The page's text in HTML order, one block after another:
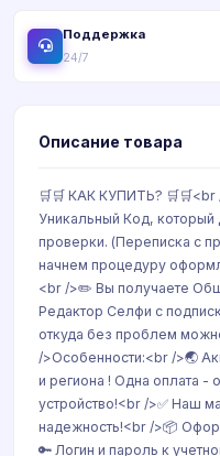
Поддержка
24/7
Описание товара
🛒🛒 КАК КУПИТЬ?
Уникальный Код, который
проверки. (Переписка с
начнем процедуру
<br />✏️ Вы получаете
Редактор Селфи с
откуда без проблем
/>Особенности:<br />🌏
и региона ! Одна оплата -
устройство!<br />✅ Наш
надежность!<br />📦
🔑 Логин и пароль к